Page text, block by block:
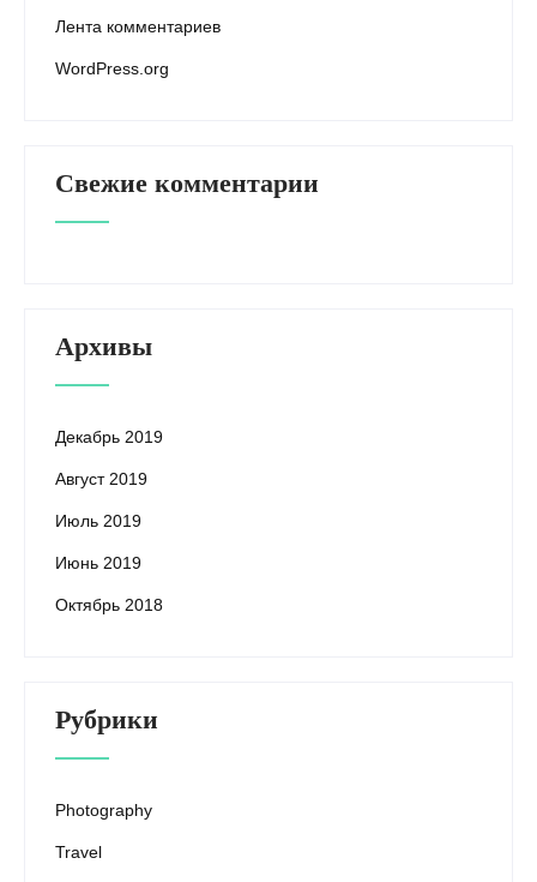
Лента комментариев
WordPress.org
Свежие комментарии
Архивы
Декабрь 2019
Август 2019
Июль 2019
Июнь 2019
Октябрь 2018
Рубрики
Photography
Travel